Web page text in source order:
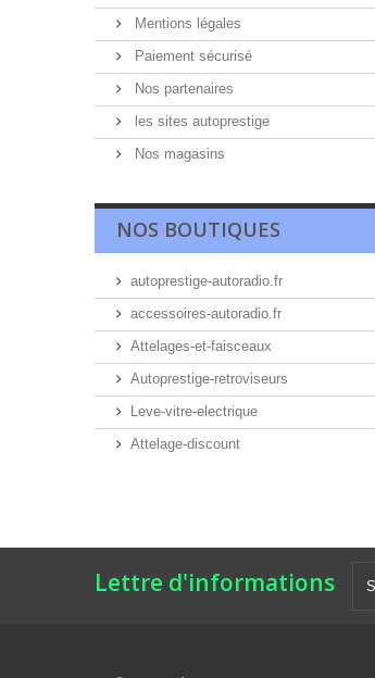
Mentions légales
Paiement sécurisé
Nos partenaires
les sites autoprestige
Nos magasins
NOS BOUTIQUES
autoprestige-autoradio.fr
accessoires-autoradio.fr
Attelages-et-faisceaux
Autoprestige-retroviseurs
Leve-vitre-electrique
Attelage-discount
Lettre d'informations